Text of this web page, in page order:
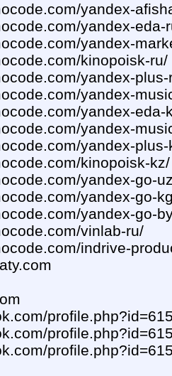
yandex-
yandex-eda-
yandex-
kinopoisk-ru/
yandex-plus-
yandex-
yandex-eda-
yandex-
yandex-plus-
kinopoisk-kz/
yandex-go-
yandex-go-
yandex-go-
vinlab-ru/
indrive-